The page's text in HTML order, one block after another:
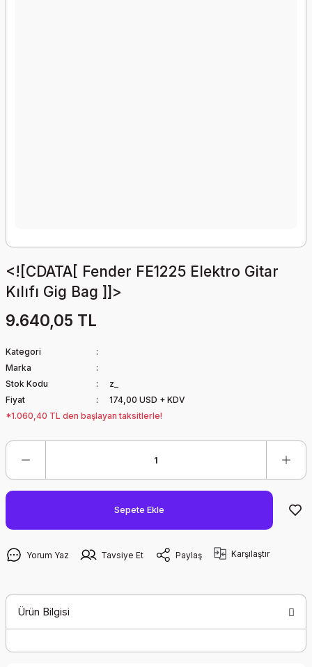
<![CDATA[ Fender FE1225 Elektro Gitar
Kılıfı Gig Bag ]]>
9.640,05 TL
Kategori
Marka
Stok Kodu
z_
Fiyat
174,00 USD + KDV
*1.060,40 TL den başlayan taksitlerle!
Sepete Ekle
Yorum Yaz Tavsiye Et Paylaş Karşılaştır
Ürün Bilgisi